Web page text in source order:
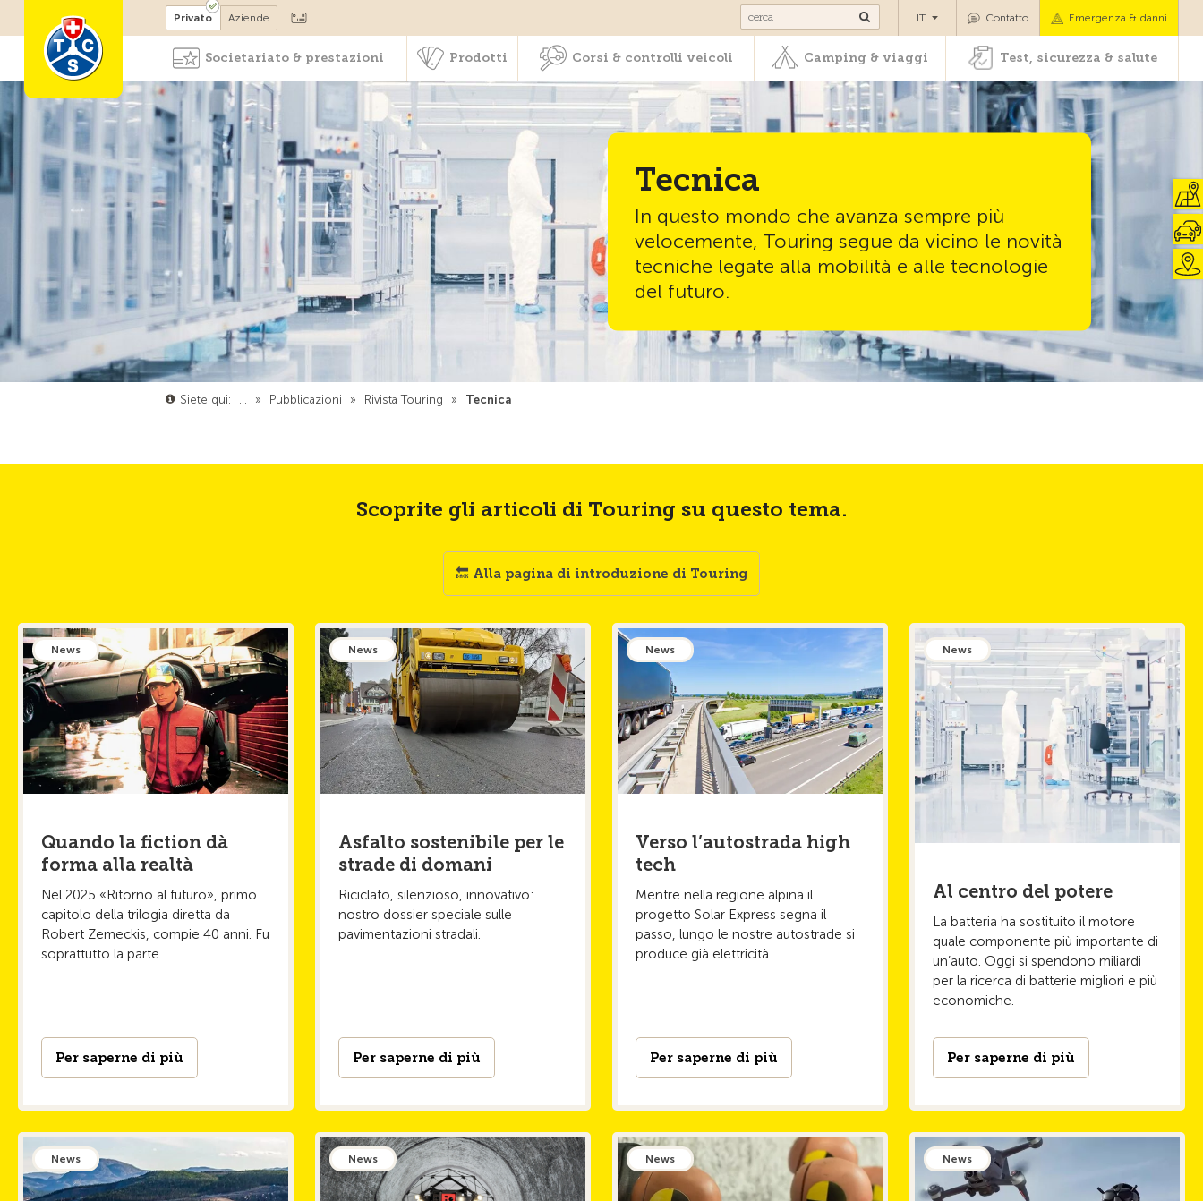
Diventare socio Corsi & controlli veicoli Camping & viaggi Test, sicurezza & salute
Privato Aziende Contatto Emergenza & danni
IT
Societariato & prestazioni Prodotti Corsi & controlli veicoli Camping & viaggi Test, sicurezza & salute
Tecnica
In questo mondo che avanza sempre più
velocemente, Touring segue da vicino le novità
tecniche legate alla mobilità e alle tecnologie
del futuro.
Siete qui: … » Pubblicazioni » Rivista Touring » Tecnica
Scoprite gli articoli di Touring su questo tema.
🔙 Alla pagina di introduzione di Touring
News
Quando la fiction dà
forma alla realtà
Nel 2025 «Ritorno al futuro», primo
capitolo della trilogia diretta da
Robert Zemeckis, compie 40 anni. Fu
soprattutto la parte ...
Per saperne di più
News
Asfalto sostenibile per le
strade di domani
Riciclato, silenzioso, innovativo:
nostro dossier speciale sulle
pavimentazioni stradali.
Per saperne di più
News
Verso l’autostrada high
tech
Mentre nella regione alpina il
progetto Solar Express segna il
passo, lungo le nostre autostrade si
produce già elettricità.
Per saperne di più
News
Al centro del potere
La batteria ha sostituito il motore
quale componente più importante di
un’auto. Oggi si spendono miliardi
per la ricerca di batterie migliori e più
economiche.
Per saperne di più
News News News News